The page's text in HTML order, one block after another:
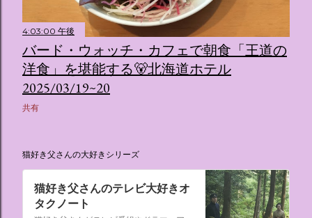
4:03:00 午後
バード・ウォッチ・カフェで朝食「王道の
洋食」を堪能する🐻北海道ホテル
2025/03/19~20
共有
猫好き父さんの大好きシリーズ
猫好き父さんのテレビ大好きオ
タクノート